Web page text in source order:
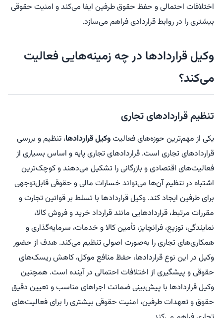
اختلافات احتمالی و حفظ حقوق طرفین ایفا می‌کند و امنیت حقوقی
بیشتری را در روابط قراردادی فراهم می‌سازد.
وکیل قراردادها در چه زمینه‌هایی فعالیت
می‌کند؟
تنظیم قراردادهای تجاری
یکی از مهم‌ترین حوزه‌های فعالیتوکیل قراردادها، تنظیم و بررسی
قراردادهای تجاری است. قراردادهای تجاری پایه و اساس بسیاری از
فعالیت‌های اقتصادی و بازرگانی را تشکیل می‌دهند و کوچک‌ترین
اشتباه در تنظیم آن‌ها می‌تواند خسارات مالی و حقوقی قابل‌توجهی
برای طرفین ایجاد کند. وکیل قراردادها با تسلط بر قوانین تجارت و
مقررات مرتبط، قراردادهایی مانند قرارداد خرید و فروش کالا،
نمایندگی، توزیع، فرانچایز، تأمین کالا و خدمات، سرمایه‌گذاری و
همکاری‌های تجاری را به‌صورت اصولی تنظیم می‌کند. هدف از حضور
وکیل در این نوع قراردادها، حفظ منافع موکل، کاهش ریسک‌های
حقوقی و پیشگیری از اختلافات احتمالی در آینده است. همچنین
وکیل قراردادها با پیش‌بینی ضمانت اجراهای مناسب و تعیین دقیق
حقوق و تعهدات طرفین، امنیت حقوقی بیشتری را برای فعالیت‌های